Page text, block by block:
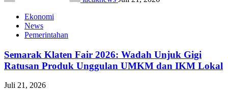
Ekonomi
News
Pemerintahan
Semarak Klaten Fair 2026: Wadah Unjuk Gigi
Ratusan Produk Unggulan UMKM dan IKM Lokal
Juli 21, 2026